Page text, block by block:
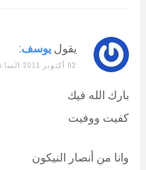
يقول يوسف:
02 أكتوبر 2011 الساعة 10:43 م
بارك الله فيك
كفيت ووفيت
وانا من أنصار النيكون